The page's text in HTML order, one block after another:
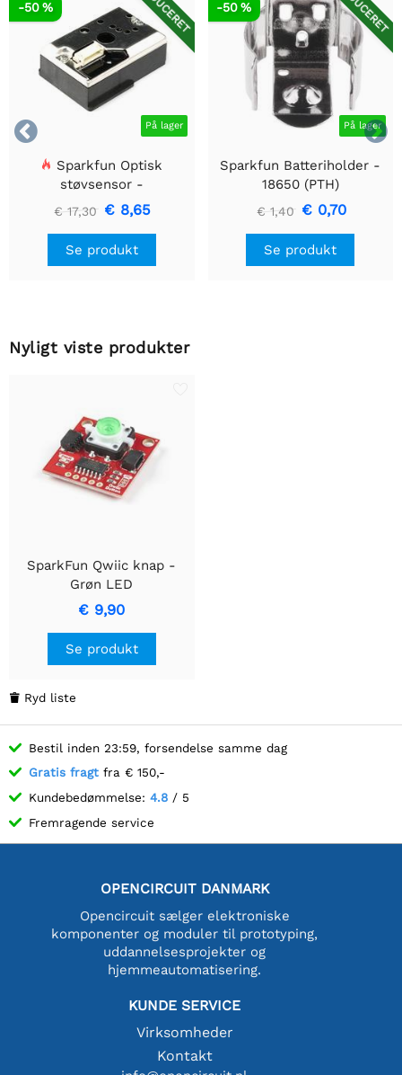

 På lager
-50 %
Sparkfun Optisk
støvsensor -
GP2Y1010AU0F
€ 17,30 € 8,65
Se produkt
På lager
-50 %
Sparkfun Batteriholder -
18650 (PTH)
€ 1,40 € 0,70
Se produkt
Nyligt viste produkter
SparkFun Qwiic knap -
Grøn LED
€ 9,90
Se produkt
 Ryd liste
Bestil inden 23:59, forsendelse samme dag
Gratis fragt fra € 150,-
Kundebedømmelse: 4.8 / 5
Fremragende service
OPENCIRCUIT DANMARK
Opencircuit sælger elektroniske
komponenter og moduler til prototyping,
uddannelsesprojekter og
hjemmeautomatisering.
KUNDE SERVICE
Virksomheder
Kontakt